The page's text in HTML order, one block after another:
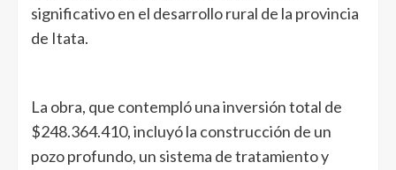
significativo en el desarrollo rural de la provincia
de Itata.
La obra, que contempló una inversión total de
$248.364.410, incluyó la construcción de un
pozo profundo, un sistema de tratamiento y